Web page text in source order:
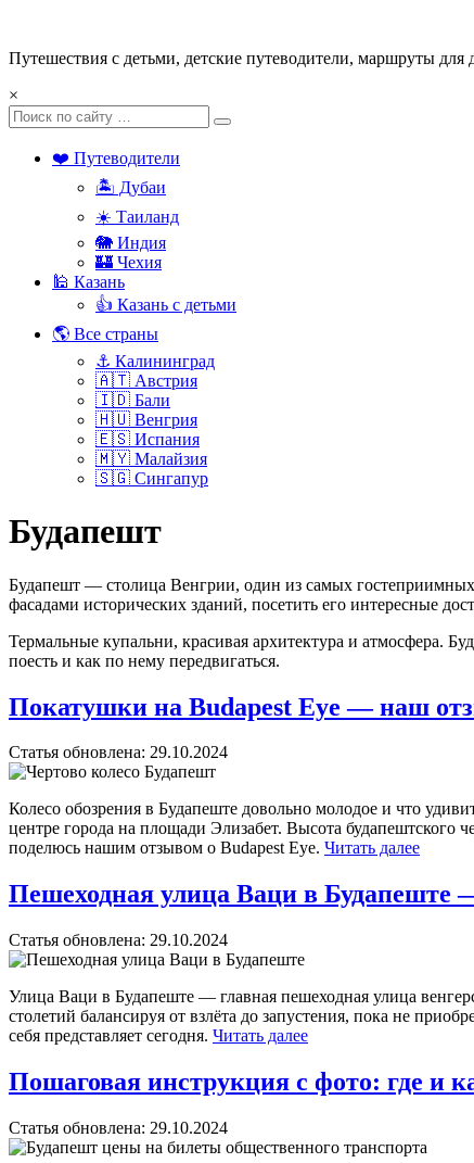
Путешествия с детьми, детские путеводители, маршруты
×
❤️ Путеводители
🏝️ Дубаи
☀️ Таиланд
🐘 Индия
🏰 Чехия
🕌 Казань
👍 Казань с детьми
🌎 Все страны
⚓ Калининград
🇦🇹 Австрия
🇮🇩 Бали
🇭🇺 Венгрия
🇪🇸 Испания
🇲🇾 Малайзия
🇸🇬 Сингапур
Будапешт
Будапешт — столица Венгрии, один из самых
фасадами исторических зданий, посетить его интересные
Термальные купальни, красивая архитектура и атмосфера.
поесть и как по нему передвигаться.
Покатушки на Budapest Eye — наш
Статья обновлена: 29.10.2024
Колесо обозрения в Будапеште довольно молодое и что
центре города на площади Элизабет. Высота будапештского
поделюсь нашим отзывом о Budapest Eye. Читать далее
Пешеходная улица Ваци в Будапеште
Статья обновлена: 29.10.2024
Улица Ваци в Будапеште — главная пешеходная улица
столетий балансируя от взлёта до запустения, пока не
себя представляет сегодня. Читать далее
Пошаговая инструкция с фото: где и
Статья обновлена: 29.10.2024